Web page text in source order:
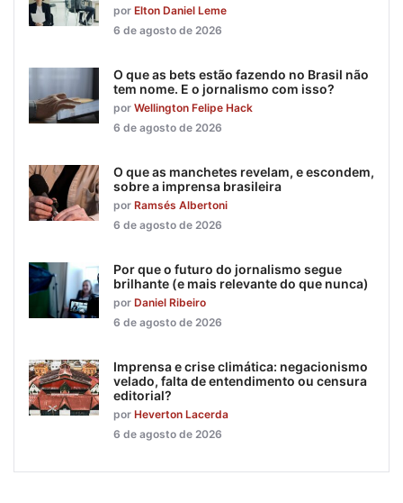
por Elton Daniel Leme
6 de agosto de 2026
O que as bets estão fazendo no Brasil não
tem nome. E o jornalismo com isso?
por Wellington Felipe Hack
6 de agosto de 2026
O que as manchetes revelam, e escondem,
sobre a imprensa brasileira
por Ramsés Albertoni
6 de agosto de 2026
Por que o futuro do jornalismo segue
brilhante (e mais relevante do que nunca)
por Daniel Ribeiro
6 de agosto de 2026
Imprensa e crise climática: negacionismo
velado, falta de entendimento ou censura
editorial?
por Heverton Lacerda
6 de agosto de 2026